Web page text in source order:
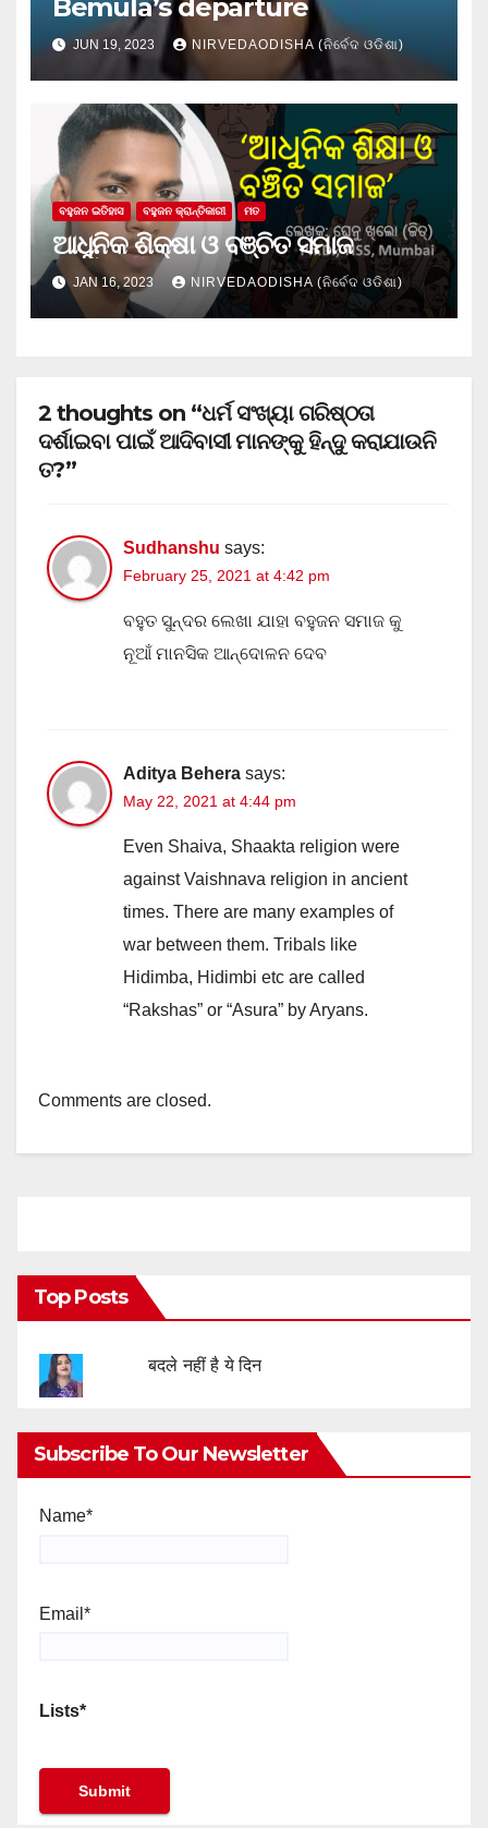
Bemula’s departure
JUN 19, 2023 NIRVEDAODISHA (ନିର୍ବେଦ ଓଡିଶା)
ବହୁଜନ ଇତିହାସ ବହୁଜନ କ୍ରାନ୍ତିକାରୀ ମତ
ଆଧୁନିକ ଶିକ୍ଷା ଓ ବଞ୍ଚିତ ସମାଜ
JAN 16, 2023 NIRVEDAODISHA (ନିର୍ବେଦ ଓଡିଶା)
2 thoughts on “ଧର୍ମ ସଂଖ୍ୟା ଗରିଷ୍ଠତା
ଦର୍ଶାଇବା ପାଇଁ ଆଦିବାସୀ ମାନଙ୍କୁ ହିନ୍ଦୁ କରାଯାଉନି
ତ?”
Sudhanshu says:
February 25, 2021 at 4:42 pm
ବହୁତ ସୁନ୍ଦର ଲେଖା ଯାହା ବହୁଜନ ସମାଜ କୁ
ନୂଆଁ ମାନସିକ ଆନ୍ଦୋଳନ ଦେବ
Aditya Behera says:
May 22, 2021 at 4:44 pm
Even Shaiva, Shaakta religion were
against Vaishnava religion in ancient
times. There are many examples of
war between them. Tribals like
Hidimba, Hidimbi etc are called
“Rakshas” or “Asura” by Aryans.
Comments are closed.
Top Posts
बदले नहीं है ये दिन
Subscribe To Our Newsletter
Name*
Email*
Lists*